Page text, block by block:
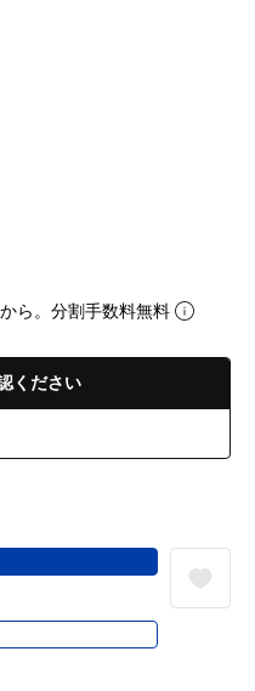
から。分割手数料無料
ください